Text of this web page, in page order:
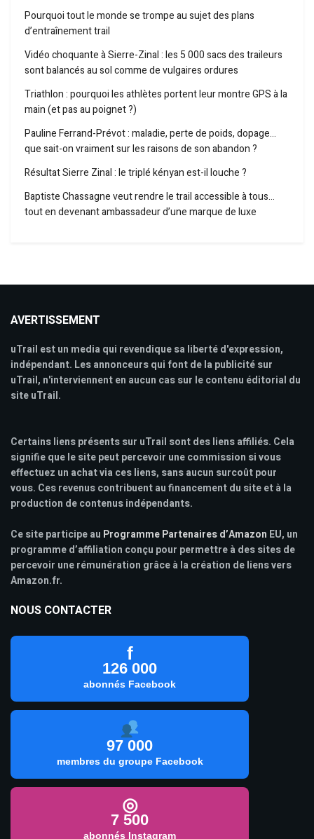
Pourquoi tout le monde se trompe au sujet des plans
d’entraînement trail
Vidéo choquante à Sierre-Zinal : les 5 000 sacs des traileurs
sont balancés au sol comme de vulgaires ordures
Triathlon : pourquoi les athlètes portent leur montre GPS à la
main (et pas au poignet ?)
Pauline Ferrand-Prévot : maladie, perte de poids, dopage…
que sait-on vraiment sur les raisons de son abandon ?
Résultat Sierre Zinal : le triplé kényan est-il louche ?
Baptiste Chassagne veut rendre le trail accessible à tous…
tout en devenant ambassadeur d’une marque de luxe
AVERTISSEMENT
uTrail est un media qui revendique sa liberté d'expression,
indépendant. Les annonceurs qui font de la publicité sur
uTrail, n'interviennent en aucun cas sur le contenu éditorial du
site uTrail.
Certains liens présents sur uTrail sont des liens affiliés. Cela
signifie que le site peut percevoir une commission si vous
effectuez un achat via ces liens, sans aucun surcoût pour
vous. Ces revenus contribuent au financement du site et à la
production de contenus indépendants.
Ce site participe au Programme Partenaires d’Amazon EU, un
programme d’affiliation conçu pour permettre à des sites de
percevoir une rémunération grâce à la création de liens vers
Amazon.fr.
NOUS CONTACTER
f
126 000
abonnés Facebook
97 000
membres du groupe Facebook
◎
7 500
abonnés Instagram